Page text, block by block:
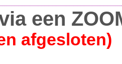
een
afgesloten)